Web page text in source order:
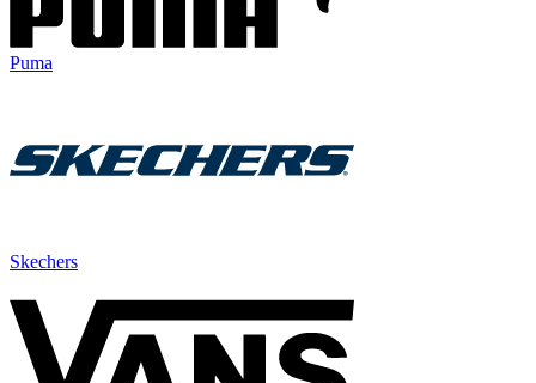
Puma
Skechers